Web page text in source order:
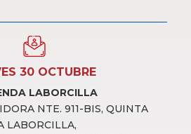
30 OCTUBRE
LABORCILLA
NTE. 911-BIS, QUINTA
LABORCILLA,